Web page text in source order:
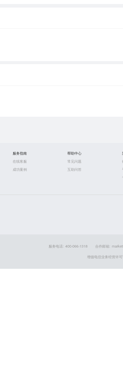
服务指南
在线客服
成功案例
帮助中心
常见问题
互助问答
服务电话: 400-066-1318 合作邮箱:
增值电信业务经营许